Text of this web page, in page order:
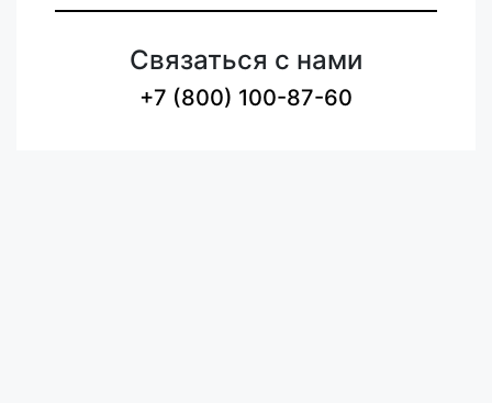
Связаться с нами
+7 (800) 100-87-60